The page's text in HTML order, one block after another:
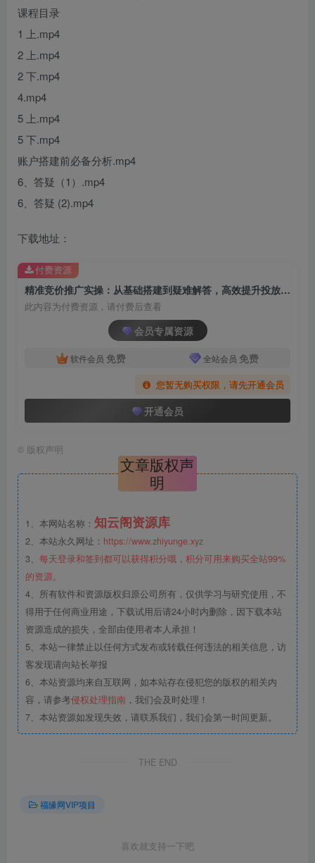
课程目录
1 上.mp4
2 上.mp4
2 下.mp4
4.mp4
5 上.mp4
5 下.mp4
账户搭建前必备分析.mp4
6、答疑（1）.mp4
6、答疑 (2).mp4
下载地址：
精准竞价推广实操：从基础搭建到疑难解答，高效提升投放效果
此内容为付费资源，请付费后查看
会员专属资源
软件会员 免费 全站会员 免费
您暂无购买权限，请先开通会员
开通会员
付费资源
© 版权声明
文章版权声
明
1、本网站名称： 知云阁资源库
2、本站永久网址： https://www.zhiyunge.xyz
3、 每天登录和签到都可以获得积分哦，积分可用来购买全站99%
的资源。
4、所有软件和资源版权归原公司所有，仅供学习与研究使用，不
得用于任何商业用途，下载试用后请24小时内删除，因下载本站
资源造成的损失，全部由使用者本人承担！
5、本站一律禁止以任何方式发布或转载任何违法的相关信息，访
客发现请向站长举报
6、本站资源均来自互联网，如本站存在侵犯您的版权的相关内
容，请参考侵权处理指南 ，我们会及时处理！
7、本站资源如发现失效，请联系我们，我们会第一时间更新。
THE END
福缘网VIP项目
喜欢就支持一下吧